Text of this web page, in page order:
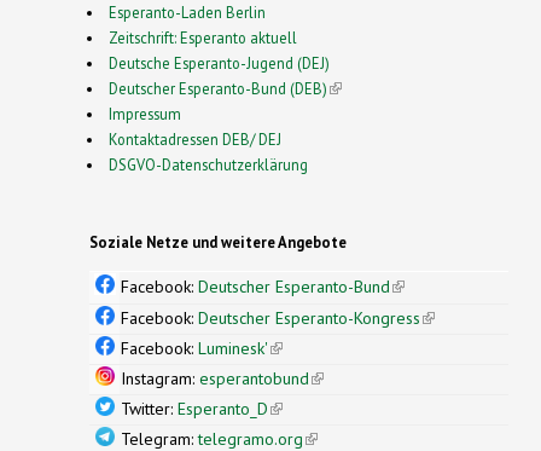
Esperanto-Laden Berlin
Zeitschrift: Esperanto aktuell
Deutsche Esperanto-Jugend (DEJ)
Deutscher Esperanto-Bund (DEB)(link is external)
Impressum
Kontaktadressen DEB/ DEJ
DSGVO-Datenschutzerklärung
Soziale Netze und weitere Angebote
Facebook: Deutscher Esperanto-Bund(link is
external)
Facebook: Deutscher Esperanto-Kongress(link is
Facebook: Luminesk'(link is external)
Instagram: esperantobund(link is external)
Twitter: Esperanto_D(link is external)
Telegram:telegramo.org(link is external)